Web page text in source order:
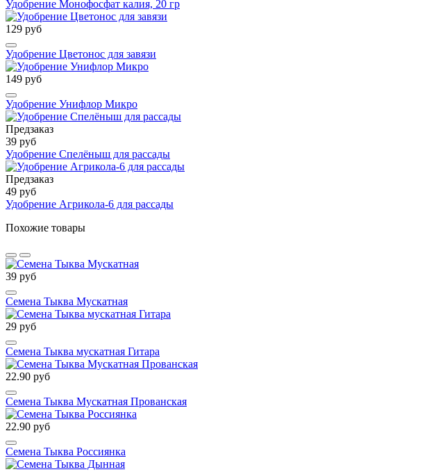
Удобрение Монофосфат калия, 20 гр
129 руб
Удобрение Цветонос для завязи
149 руб
Удобрение Унифлор Микро
Предзаказ
39 руб
Удобрение Спелёныш для рассады
Предзаказ
49 руб
Удобрение Агрикола-6 для рассады
Похожие товары
39 руб
Семена Тыква Мускатная
29 руб
Семена Тыква мускатная Гитара
22.90 руб
Семена Тыква Мускатная Прованская
22.90 руб
Семена Тыква Россиянка